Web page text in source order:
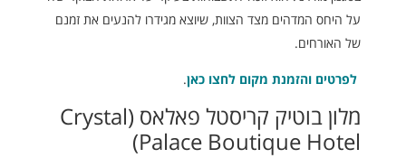
על היחס המדהים מצד הצוות, שיוצא מגידרו להנעים את זמנם
של האורחים.
לפרטים והזמנת מקום לחצו כאן.
מלון בוטיק קריסטל פאלאס (Crystal
Palace Boutique Hotel)